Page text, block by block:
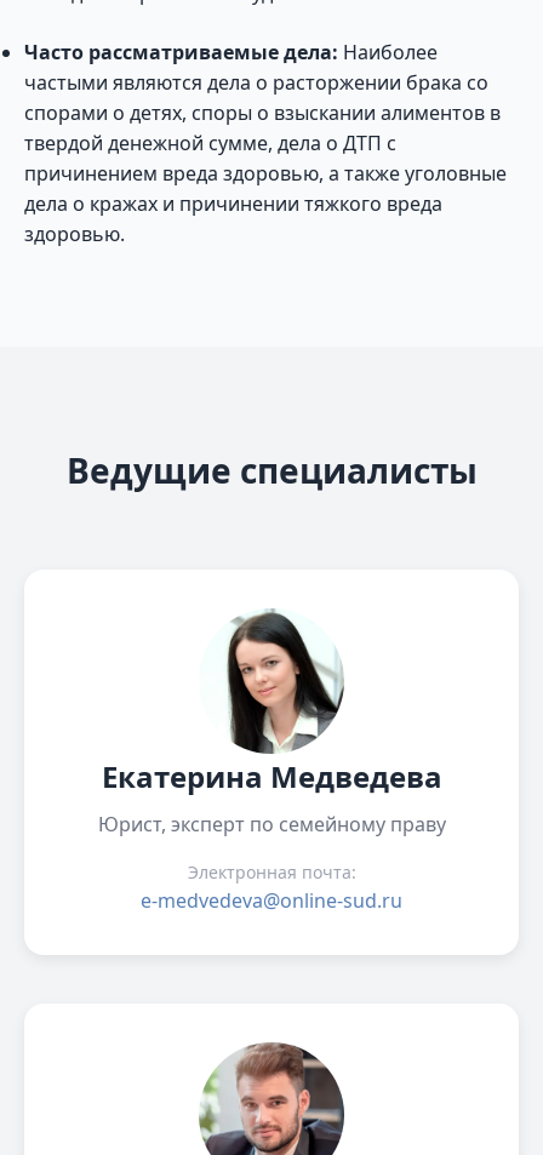
Часто рассматриваемые дела: Наиболее
частыми являются дела о расторжении брака со
спорами о детях, споры о взыскании алиментов в
твердой денежной сумме, дела о ДТП с
причинением вреда здоровью, а также уголовные
дела о кражах и причинении тяжкого вреда
здоровью.
Ведущие специалисты
Екатерина Медведева
Юрист, эксперт по семейному праву
Электронная почта:
e-medvedeva@online-sud.ru